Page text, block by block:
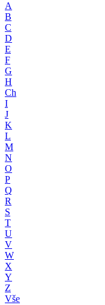
A
B
C
D
E
F
G
H
Ch
I
J
K
L
M
N
O
P
Q
R
S
T
U
V
W
X
Y
Z
Vše